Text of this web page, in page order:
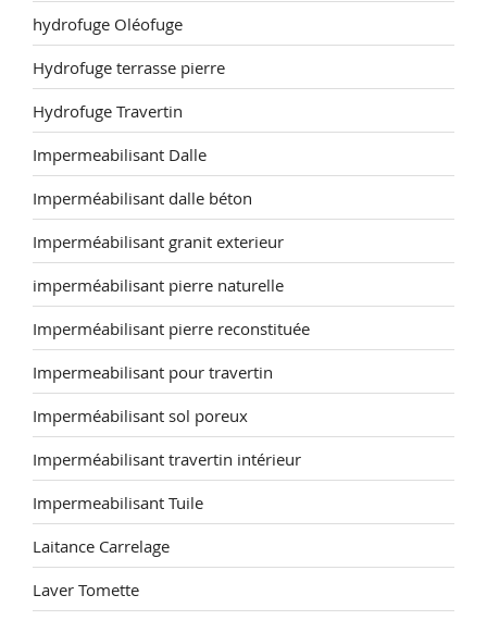
hydrofuge Oléofuge
Hydrofuge terrasse pierre
Hydrofuge Travertin
Impermeabilisant Dalle
Imperméabilisant dalle béton
Imperméabilisant granit exterieur
imperméabilisant pierre naturelle
Imperméabilisant pierre reconstituée
Impermeabilisant pour travertin
Imperméabilisant sol poreux
Imperméabilisant travertin intérieur
Impermeabilisant Tuile
Laitance Carrelage
Laver Tomette